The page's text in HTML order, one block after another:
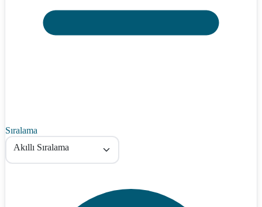
Sıralama
Akıllı Sıralama